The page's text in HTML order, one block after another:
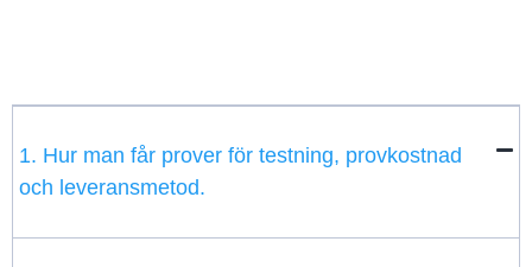
1. Hur man får prover för testning, provkostnad
och leveransmetod.